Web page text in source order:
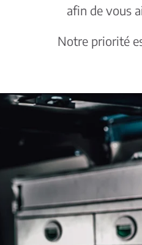
afin de vous
Notre priorité